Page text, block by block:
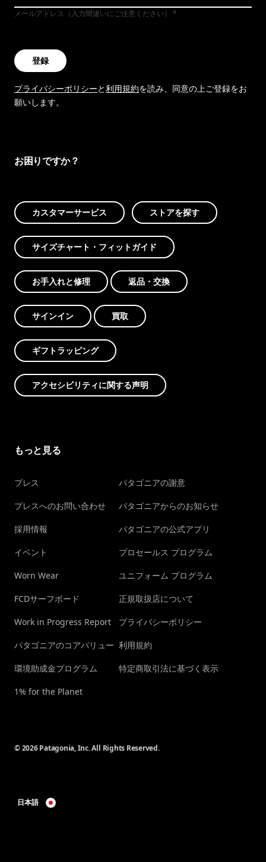
メールアドレス（入力間違いにご注意ください）
登録
プライバシーポリシーと利用規約を読み、同意の上ご登録をお
願いします。
お困りですか？
カスタマーサービス ストアを探す
サイズチャート・フィットガイド
お手入れと修理 返品・交換
サインイン 買取
ギフトラッピング
アクセシビリティに関する声明
もっと見る
プレス
プレスへのお問い合わせ
採用情報
イベント
Worn Wear
FCDサーフボード
Work in Progress Report
パタゴニアのコアバリュー
環境助成金プログラム
1% for the Planet
パタゴニアの謝意
パタゴニアからのお知らせ
パタゴニアの公式アプリ
プロセールス プログラム
ユニフォーム プログラム
正規取扱店について
プライバシーポリシー
利用規約
特定商取引法に基づく表示
© 2026 Patagonia, Inc. All Rights Reserved.
日本語